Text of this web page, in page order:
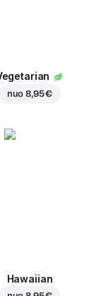
nuo8,95 €
Hawaiian